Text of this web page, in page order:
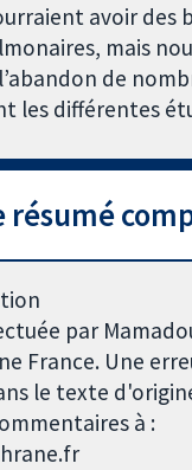
avoir des
mais
de
les différentes
résumé
par
France. Une
le texte
à :